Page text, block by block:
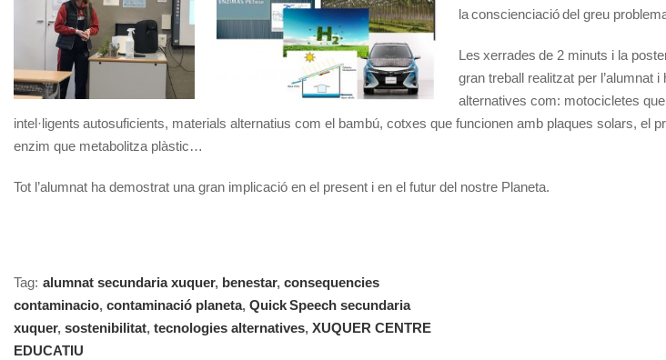
la conscienciació del greu
Les xerrades de 2 minuts i la
gran treball realitzat per l’alumnat
alternatives com: motocicletes
intel·ligents autosuficients, materials alternatius com el bambú, cotxes que funcionen amb plaques solars, el
enzim que metabolitza plàstic…
Tot l’alumnat ha demostrat una gran implicació en el present i en el futur del nostre Planeta.
Tag: alumnat secundaria xuquer, benestar, consequencies
contaminacio, contaminació planeta, Quick Speech secundaria
xuquer, sostenibilitat, tecnologies alternatives, XUQUER CENTRE
EDUCATIU